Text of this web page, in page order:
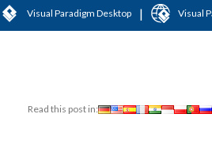
Visual Paradigm Desktop | Visual
Read this post in: